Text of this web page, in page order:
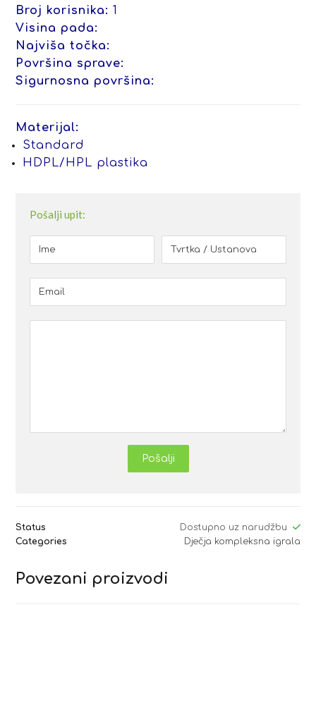
Broj korisnika: 1
Visina pada:
Najviša točka:
Površina sprave:
Sigurnosna površina:
Materijal:
Standard
HDPL/HPL plastika
Pošalji upit:
Pošalji
Status
Dostupno uz narudžbu
Categories
Dječja kompleksna igrala
Povezani proizvodi